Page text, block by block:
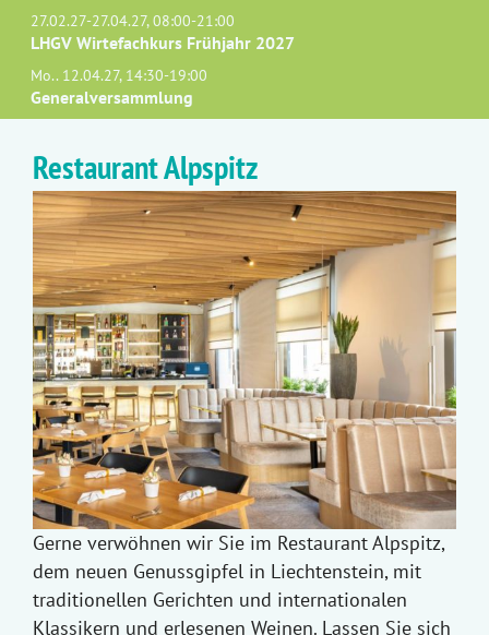
27.02.27-27.04.27, 08:00-21:00
LHGV Wirtefachkurs Frühjahr 2027
Mo.. 12.04.27, 14:30-19:00
Generalversammlung
Restaurant Alpspitz
Gerne verwöhnen wir Sie im Restaurant Alpspitz,
dem neuen Genussgipfel in Liechtenstein, mit
traditionellen Gerichten und internationalen
Klassikern und erlesenen Weinen. Lassen Sie sich